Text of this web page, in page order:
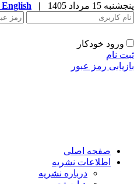
پنجشنبه 15 مرداد 1405 |
English
ورود خودکار
ثبت نام
بازیابی رمز عبور
صفحه اصلی
اطلاعات نشریه
درباره نشریه